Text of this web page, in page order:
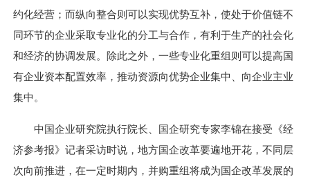
约化经营；而纵向整合则可以实现优势互补，使处于价值链不
同环节的企业采取专业化的分工与合作，有利于生产的社会化
和经济的协调发展。除此之外，一些专业化重组则可以提高国
有企业资本配置效率，推动资源向优势企业集中、向企业主业
集中。
中国企业研究院执行院长、国企研究专家李锦在接受《经
济参考报》记者采访时说，地方国企改革要遍地开花，不同层
次向前推进，在一定时期内，并购重组将成为国企改革发展的